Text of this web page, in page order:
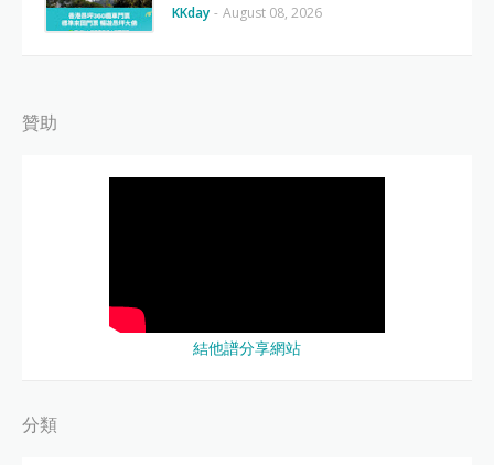
KKday - August 08, 2026
贊助
結他譜分享網站
分類